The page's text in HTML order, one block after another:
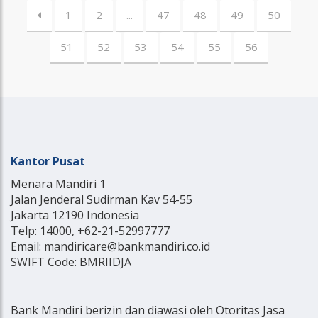
1 2 ... 47 48 49 50
51 52 53 54 55 56
Kantor Pusat
Menara Mandiri 1
Jalan Jenderal Sudirman Kav 54-55
Jakarta 12190 Indonesia
Telp: 14000, +62-21-52997777
Email: mandiricare@bankmandiri.co.id
SWIFT Code: BMRIIDJA
Bank Mandiri berizin dan diawasi oleh Otoritas Jasa